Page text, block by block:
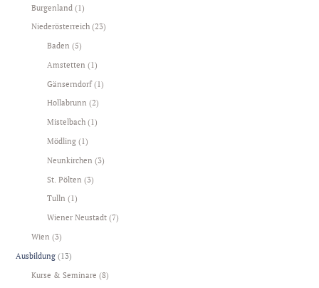
Burgenland (1)
Niederösterreich (23)
Baden (5)
Amstetten (1)
Gänserndorf(1)
Hollabrunn (2)
Mistelbach (1)
Mödling (1)
Neunkirchen (3)
St. Pölten (3)
Tulln (1)
Wiener Neustadt (7)
Wien (3)
Ausbildung (13)
Kurse & Seminare (8)